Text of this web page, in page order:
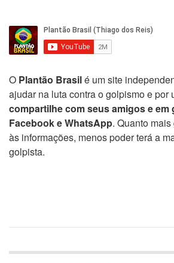
O Plantão Brasilé um site
ajudar na luta contra o golpismo e por
compartilhe com seus amigos e em
Facebook e WhatsApp. Quanto
às informações, menos poder terá a
golpista.